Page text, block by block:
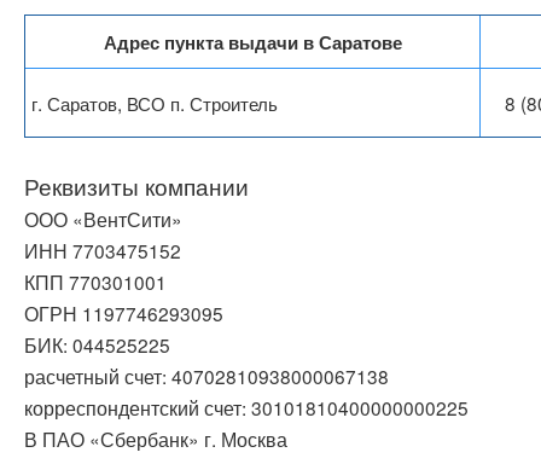
Адрес пункта выдачи в Саратове
г. Саратов, ВСО п. Строитель 8
Реквизиты компании
ООО «ВентСити»
ИНН 7703475152
КПП 770301001
ОГРН 1197746293095
БИК: 044525225
расчетный счет: 40702810938000067138
корреспондентский счет: 30101810400000000225
В ПАО «Сбербанк» г. Москва